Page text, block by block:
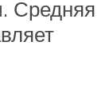
Средняя